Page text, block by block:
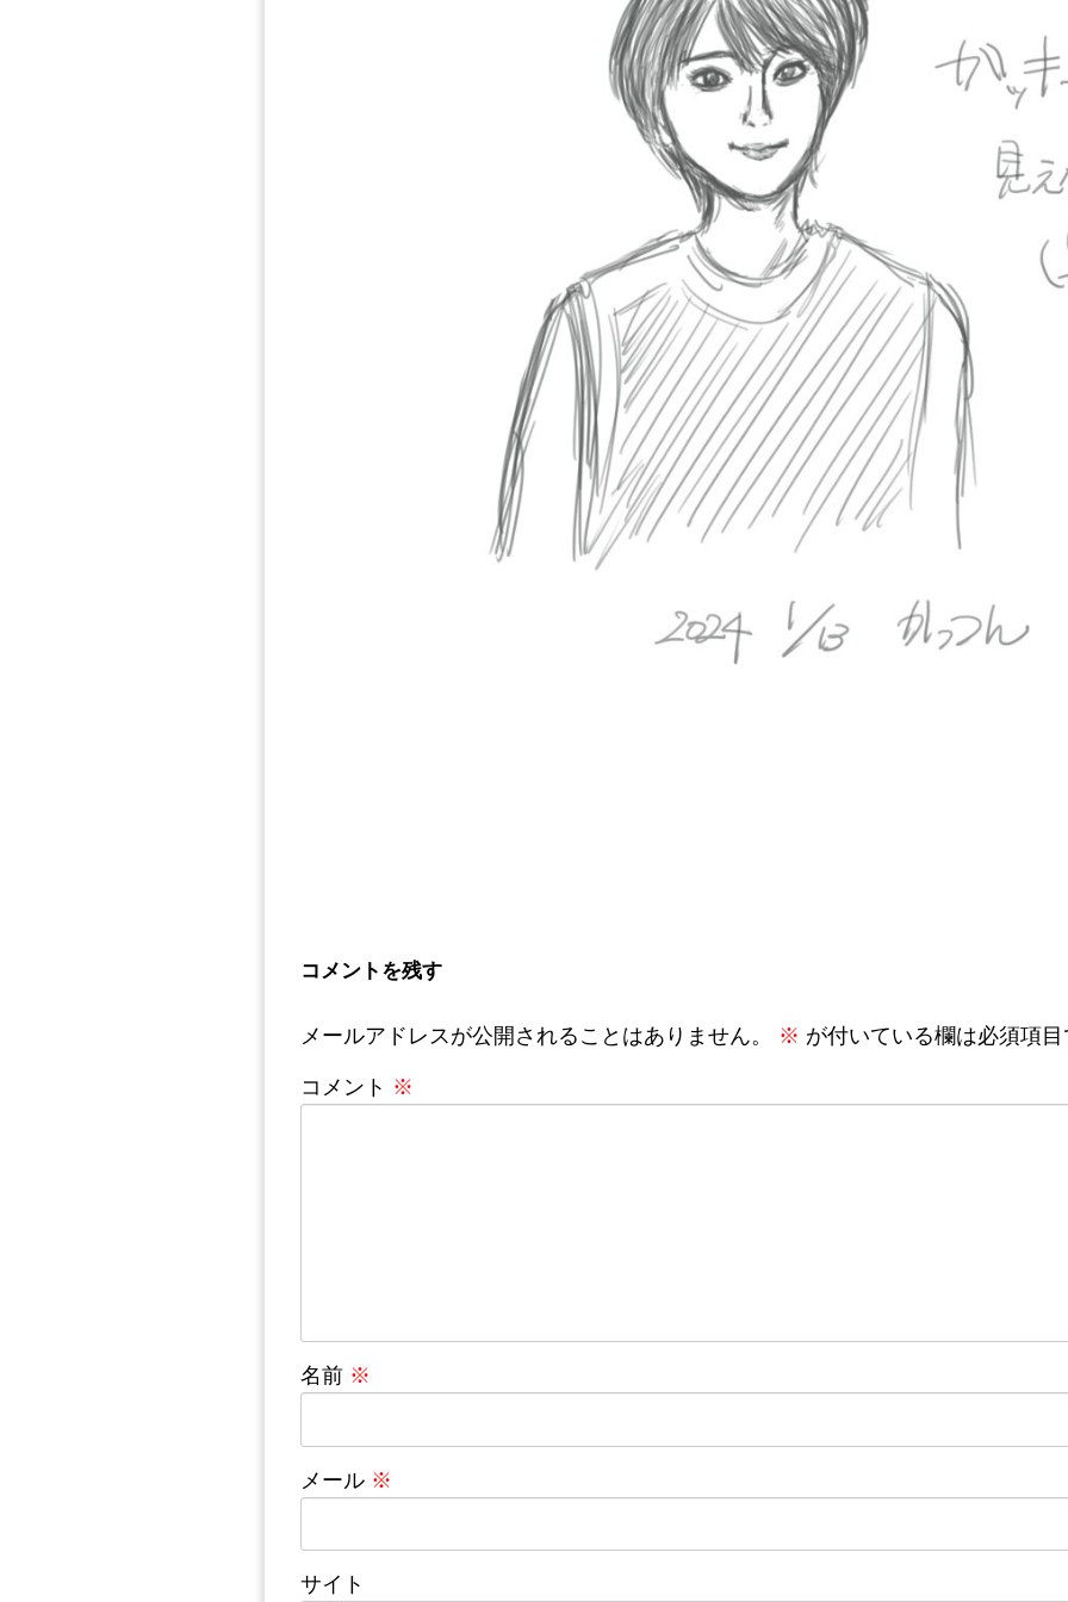
コメントを残す
メールアドレスが公開されることはありません。 ※ が付いている欄は必須項
コメント ※
名前 ※
メール ※
サイト